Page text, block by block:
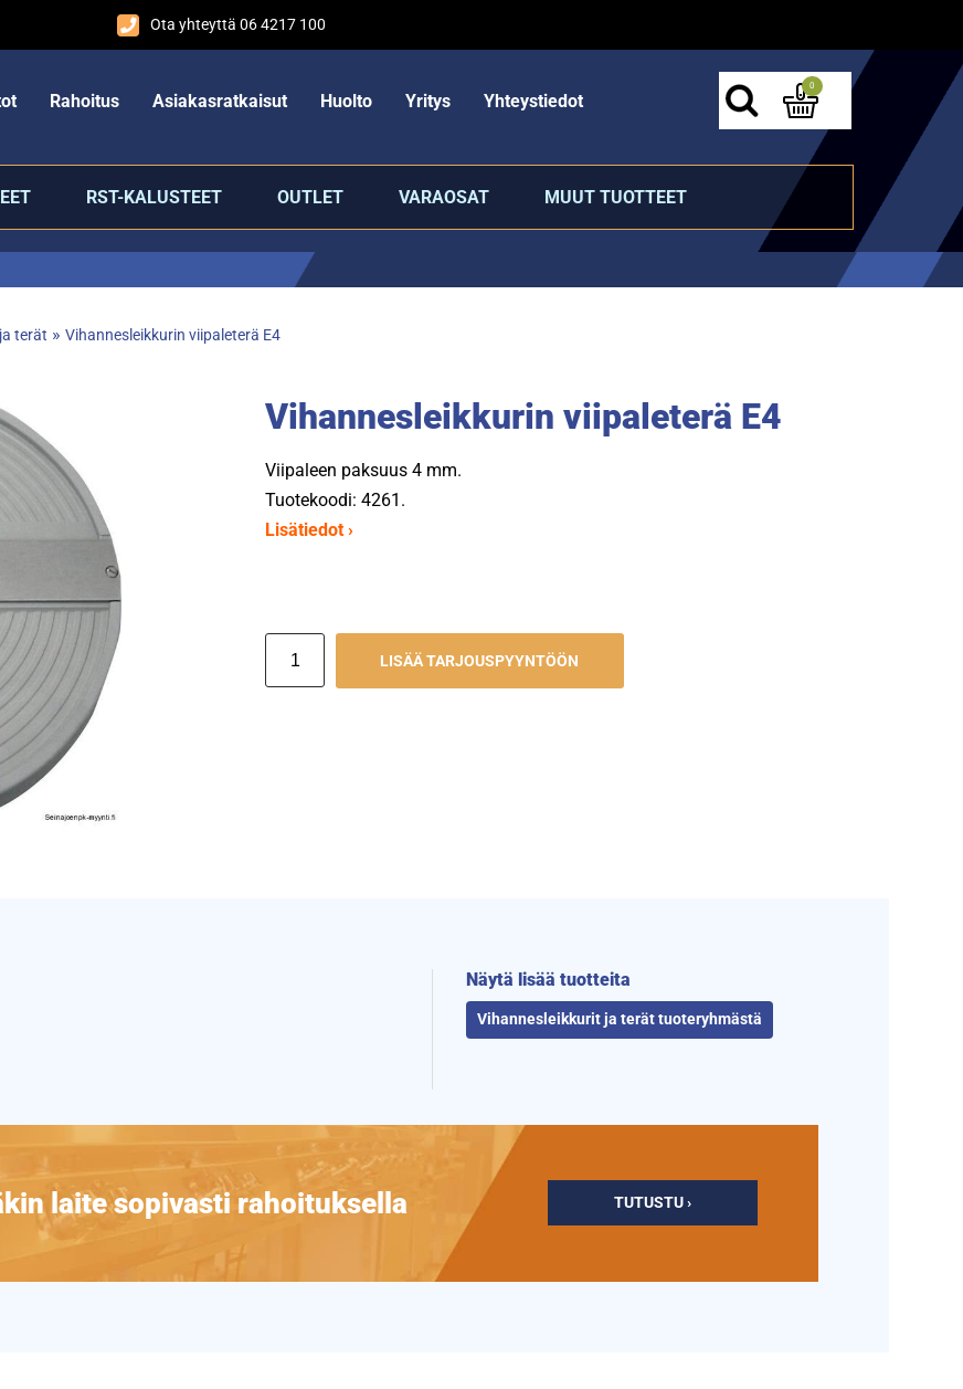
Ota yhteyttä 06 4217 100
Rahoitus Asiakasratkaisut Huolto Yritys Yhteystiedot
0
RST-KALUSTEET OUTLET VARAOSAT MUUT TUOTTEET
terät » Vihannesleikkurin viipaleterä E4
Vihannesleikkurin viipaleterä E4
Viipaleen paksuus 4 mm.
Tuotekoodi: 4261.
Lisätiedot ›
LISÄÄ TARJOUSPYYNTÖÖN
Näytä lisää tuotteita
Vihannesleikkurit ja terät tuoteryhmästä
laite sopivasti rahoituksella TUTUSTU ›